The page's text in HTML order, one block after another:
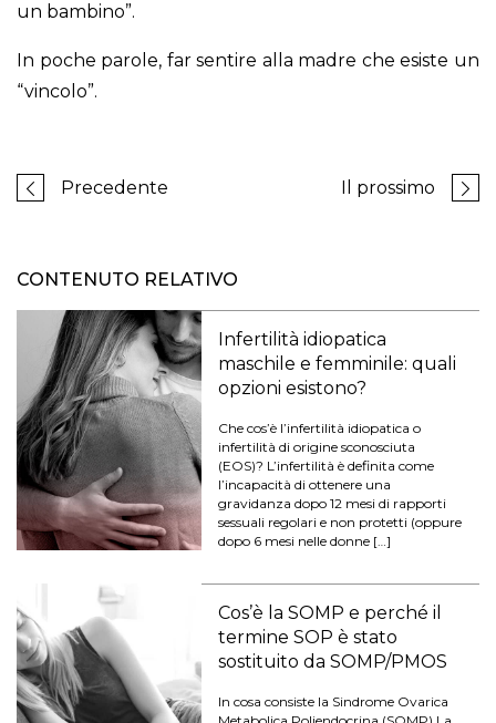
un bambino”.
In poche parole, far sentire alla madre che esiste un
“vincolo”.
Precedente Il prossimo
CONTENUTO RELATIVO
Infertilità idiopatica
maschile e femminile: quali
opzioni esistono?
Che cos’è l’infertilità idiopatica o
infertilità di origine sconosciuta
(EOS)? L’infertilità è definita come
l’incapacità di ottenere una
gravidanza dopo 12 mesi di rapporti
sessuali regolari e non protetti (oppure
dopo 6 mesi nelle donne […]
Cos’è la SOMP e perché il
termine SOP è stato
sostituito da SOMP/PMOS
In cosa consiste la Sindrome Ovarica